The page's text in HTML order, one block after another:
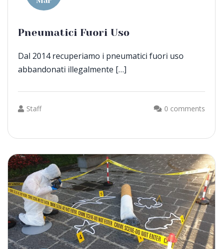
Pneumatici Fuori Uso
Dal 2014 recuperiamo i pneumatici fuori uso
abbandonati illegalmente […]
Staff 0 comments